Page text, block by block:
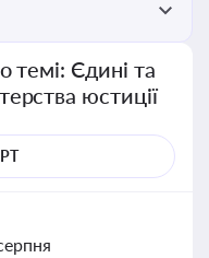
темі: Єдині та
юстиції